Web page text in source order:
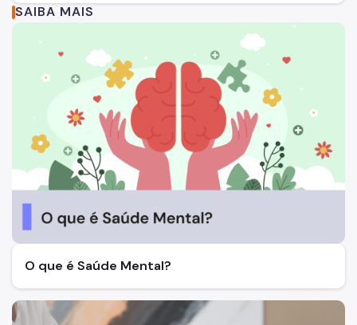
SAIBA MAIS
O que é Saúde Mental?